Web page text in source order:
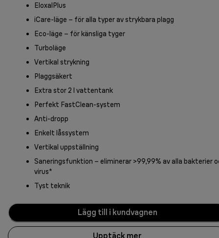
EloxalPlus
iCare-läge – för alla typer av strykbara plagg
Eco-läge – för känsliga tyger
Turboläge
Vertikal strykning
Plaggsäkert
Extra stor 2 l vattentank
Perfekt FastClean-system
Anti-dropp
Enkelt låssystem
Vertikal uppställning
Saneringsfunktion – eliminerar >99,99% av alla bakterier
virus*
Tyst teknik
Lägg till i kundvagnen
Upptäck mer